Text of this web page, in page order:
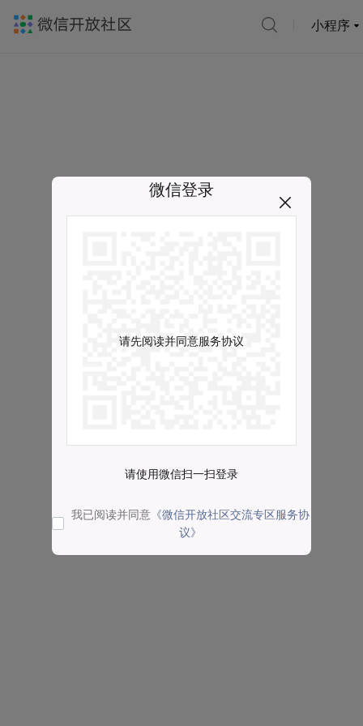
小程序
微信登录
请先阅读并同意服务协议
请使用微信扫一扫登录
我已阅读并同意 《微信开放社区交流专区服务协
议》